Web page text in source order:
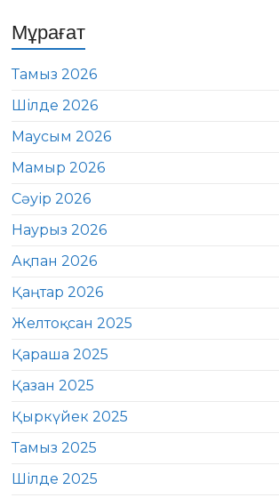
Мұрағат
Тамыз 2026
Шілде 2026
Маусым 2026
Мамыр 2026
Сәуір 2026
Наурыз 2026
Ақпан 2026
Қаңтар 2026
Желтоқсан 2025
Қараша 2025
Қазан 2025
Қыркүйек 2025
Тамыз 2025
Шілде 2025